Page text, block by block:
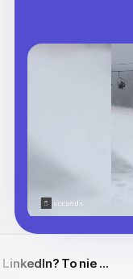
Spadek zasięgów wideo na LinkedIn? To nie wina filmu